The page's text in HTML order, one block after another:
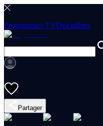
Programmes TVDisciplines
Partager